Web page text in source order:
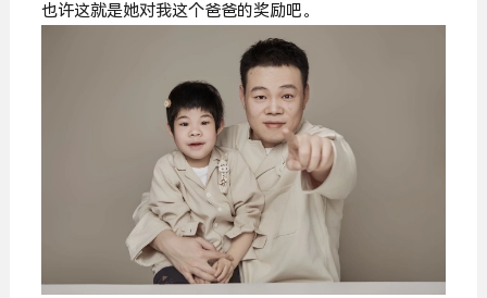
也许这就是她对我这个爸爸的奖励吧。